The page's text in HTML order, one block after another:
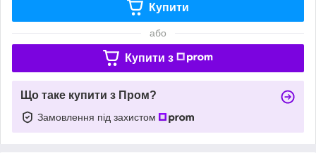
Купити
або
Купити з
Що таке купити з Пром?
Замовлення під захистом